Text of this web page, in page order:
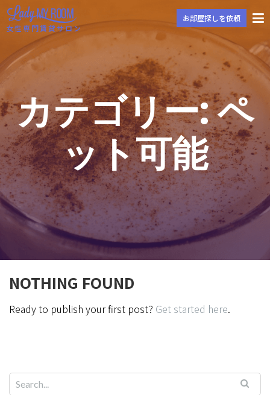
女性専門賃貸サロン
お部屋探しを依頼
カテゴリー:ペ
ット可能
NOTHING FOUND
Ready to publish your first post? Get started here.